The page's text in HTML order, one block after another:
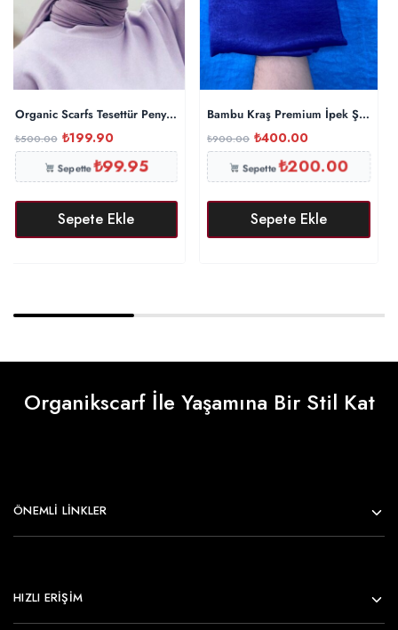
Organic Scarfs Tesettür Penye Şal Hijap Modeli – Eflatun
₺500.00 ₺199.90
Sepette₺99.95
Sepete Ekle
Bambu Kraş Premium İpek Şal –
₺900.00 ₺400.00
Sepette₺200.00
Sepete Ekle
Organikscarf İle Yaşamına Bir Stil Kat
ÖNEMLI LINKLER
HIZLI ERİŞİM